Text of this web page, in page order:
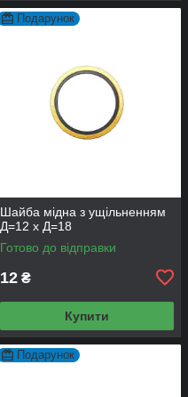
Подарунок
Шайба мідна з ущільненням
Д=12 х Д=18
Готово до відправки
12 ₴
Купити
Подарунок